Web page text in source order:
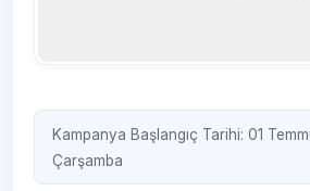
Kampanya Başlangıç Tarihi: 01
Çarşamba